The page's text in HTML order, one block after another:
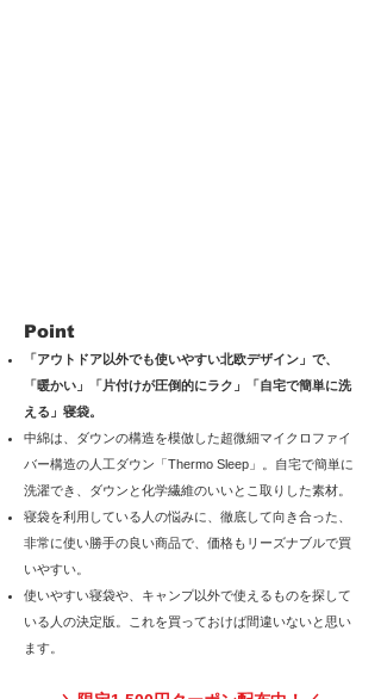
Point
「アウトドア以外でも使いやすい北欧デザイン」で、
「暖かい」「片付けが圧倒的にラク」「自宅で簡単に洗
える」寝袋。
中綿は、ダウンの構造を模倣した超微細マイクロファイ
バー構造の人工ダウン「Thermo Sleep」。自宅で簡単に
洗濯でき、ダウンと化学繊維のいいとこ取りした素材。
寝袋を利用している人の悩みに、徹底して向き合った、
非常に使い勝手の良い商品で、価格もリーズナブルで買
いやすい
使いやすい寝袋や、キャンプ以外で使えるものを探して
いる人の決定版。これを買っておけば間違いないと思い
ます。